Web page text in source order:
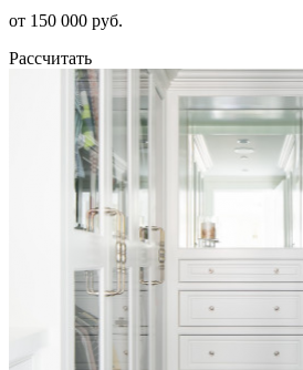
от 150 000 руб.
Рассчитать